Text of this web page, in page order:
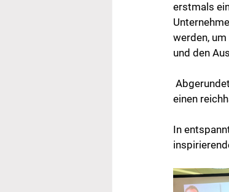
erstmals
werden,
und den
einen
In